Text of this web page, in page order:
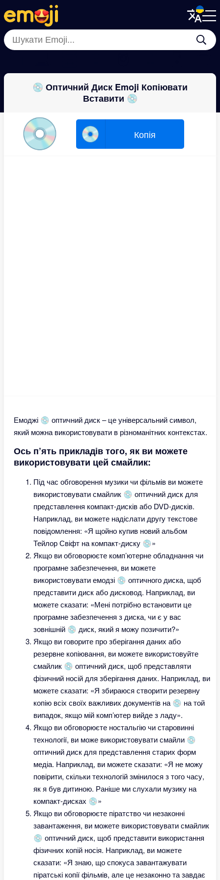
Menu
Close
Menu
Close
💿 Оптичний Диск Emoji Копіювати
Вставити 💿
💿 💿 Копія
Емоджі 💿 оптичний диск – це універсальний символ,
який можна використовувати в різноманітних контекстах.
Ось п’ять прикладів того, як ви можете
використовувати цей смайлик:
Під час обговорення музики чи фільмів ви можете
використовувати смайлик 💿 оптичний диск для
представлення компакт-дисків або DVD-дисків.
Наприклад, ви можете надіслати другу текстове
повідомлення: «Я щойно купив новий альбом
Тейлор Свіфт на компакт-диску 💿»
Якщо ви обговорюєте комп’ютерне обладнання чи
програмне забезпечення, ви можете
використовувати емодзі 💿 оптичного диска, щоб
представити диск або дисковод. Наприклад, ви
можете сказати: «Мені потрібно встановити це
програмне забезпечення з диска, чи є у вас
зовнішній 💿 диск, який я можу позичити?»
Якщо ви говорите про зберігання даних або
резервне копіювання, ви можете використовуйте
смайлик 💿 оптичний диск, щоб представляти
фізичний носій для зберігання даних. Наприклад, ви
можете сказати: «Я збираюся створити резервну
копію всіх своїх важливих документів на 💿 на той
випадок, якщо мій комп’ютер вийде з ладу».
Якщо ви обговорюєте ностальгію чи старовинні
технології, ви може використовувати смайли 💿
оптичний диск для представлення старих форм
медіа. Наприклад, ви можете сказати: «Я не можу
повірити, скільки технологій змінилося з того часу,
як я був дитиною. Раніше ми слухали музику на
компакт-дисках 💿»
Якщо ви обговорюєте піратство чи незаконні
завантаження, ви можете використовувати смайлик
💿 оптичний диск, щоб представити використання
фізичних копій носія. Наприклад, ви можете
сказати: «Я знаю, що спокуса завантажувати
піратські копії фільмів, але це незаконно та завдає